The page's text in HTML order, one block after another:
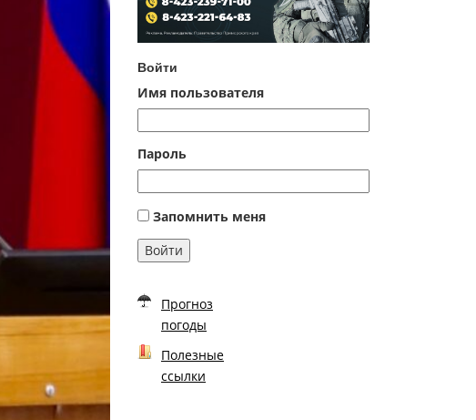
Войти
Имя пользователя
Пароль
Запомнить меня
Войти
Прогноз
погоды
Полезные
ссылки